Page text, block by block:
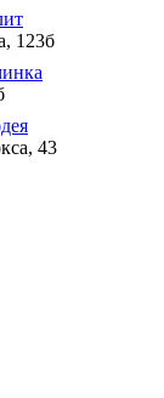
123б
43